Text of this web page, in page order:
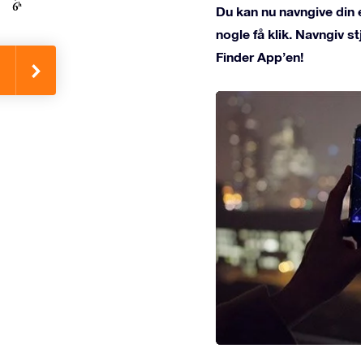
Du kan nu navngive
nogle få klik. Navngiv
Finder App’en!